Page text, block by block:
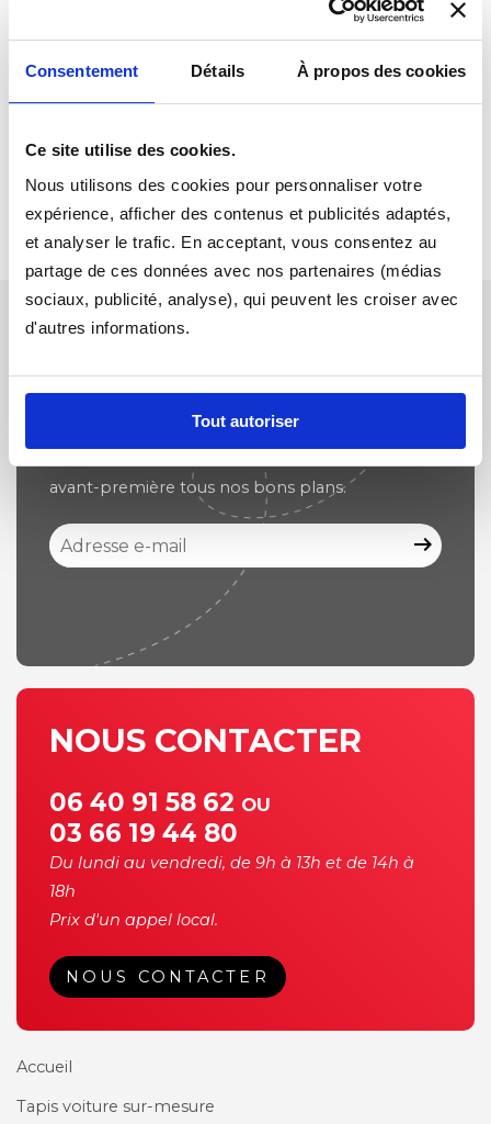
Consentement Détails À propos des cookies
Ce site utilise des cookies.
Nous utilisons des cookies pour personnaliser votre
expérience, afficher des contenus et publicités adaptés,
et analyser le trafic. En acceptant, vous consentez au
partage de ces données avec nos partenaires (médias
sociaux, publicité, analyse), qui peuvent les croiser avec
d'autres informations.
Tout autoriser
NEWSLETTER
avant-première tous nos bons plans.
arrow_right_alt
NOUS CONTACTER
06 40 91 58 62 OU
03 66 19 44 80
Du lundi au vendredi, de 9h à 13h et de 14h à
18h
Prix d'un appel local.
NOUS CONTACTER
Accueil
Tapis voiture sur-mesure